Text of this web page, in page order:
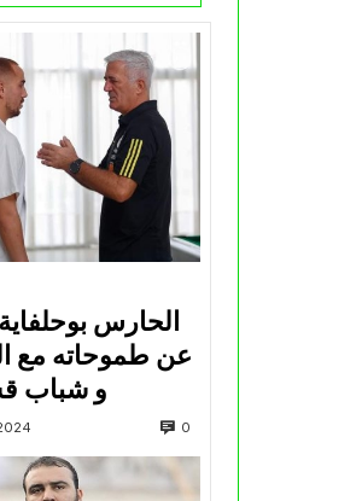
الحارس
عن طموحاته مع
و شباب
0